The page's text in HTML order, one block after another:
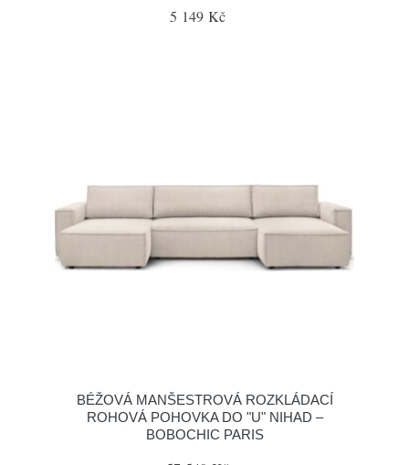
5 149 Kč
BÉŽOVÁ MANŠESTROVÁ ROZKLÁDACÍ
ROHOVÁ POHOVKA DO "U" NIHAD –
BOBOCHIC PARIS